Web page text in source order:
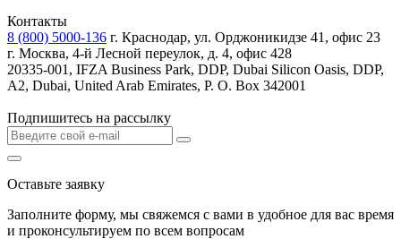
Контакты
8 (800) 5000-136 г. Краснодар, ул. Орджоникидзе 41, офис 23
г. Москва, 4-й Лесной переулок, д. 4, офис 428
20335-001, IFZA Business Park, DDP, Dubai Silicon Oasis, DDP,
A2, Dubai, United Arab Emirates, P. O. Box 342001
Подпишитесь на рассылку
Оставьте заявку
Заполните форму, мы свяжемся с вами в удобное для вас время
и проконсультируем по всем вопросам